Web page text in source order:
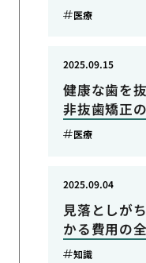
医療
健康な歯を
非抜歯矯正
2025.09.15
医療
見落としが
かる費用の
2025.09.04
知識